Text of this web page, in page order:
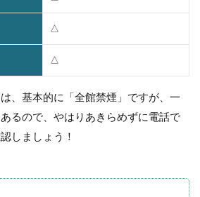
△
△
、基本的に「全館禁煙」ですが、一
るので、やはりあきらめずに電話で
しましょう！